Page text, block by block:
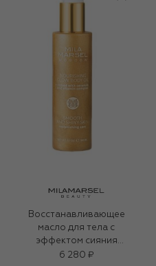
Восстанавливающее
масло для тела с
эффектом сияния
(150ml)
6 280 ₽